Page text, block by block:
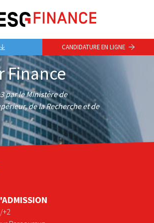
Finance
par le Ministère de
de la Recherche et de
+2
CANDIDATURE EN LIGNE